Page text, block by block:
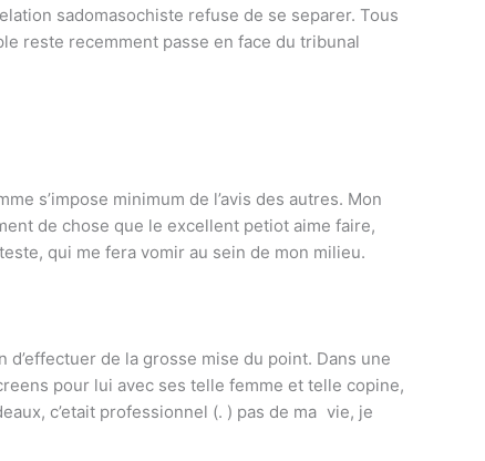
sadomasochiste refuse de se separer. Tous
reste recemment passe en face du tribunal
s’impose minimum de l’avis des autres. Mon
de chose que le excellent petiot aime faire,
qui me fera vomir au sein de mon milieu.
de la grosse mise du point. Dans une
pour lui avec ses telle femme et telle copine,
c’etait professionnel (. ) pas de ma vie, je